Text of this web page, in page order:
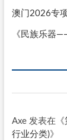
澳门2026专
《民族乐器
Axe发表在《
行业分类)》